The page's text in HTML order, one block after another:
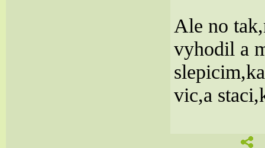
Ale no
vyhodil a
vic,a